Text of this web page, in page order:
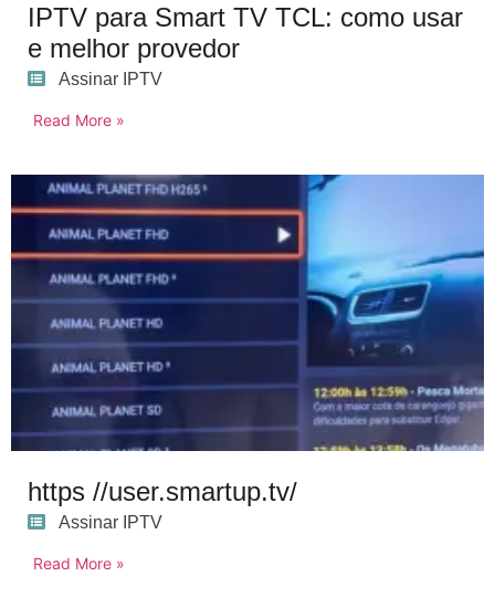
IPTV para Smart TV TCL: como usar
e melhor provedor
Assinar IPTV
Read More »
https //user.smartup.tv/
Assinar IPTV
Read More »